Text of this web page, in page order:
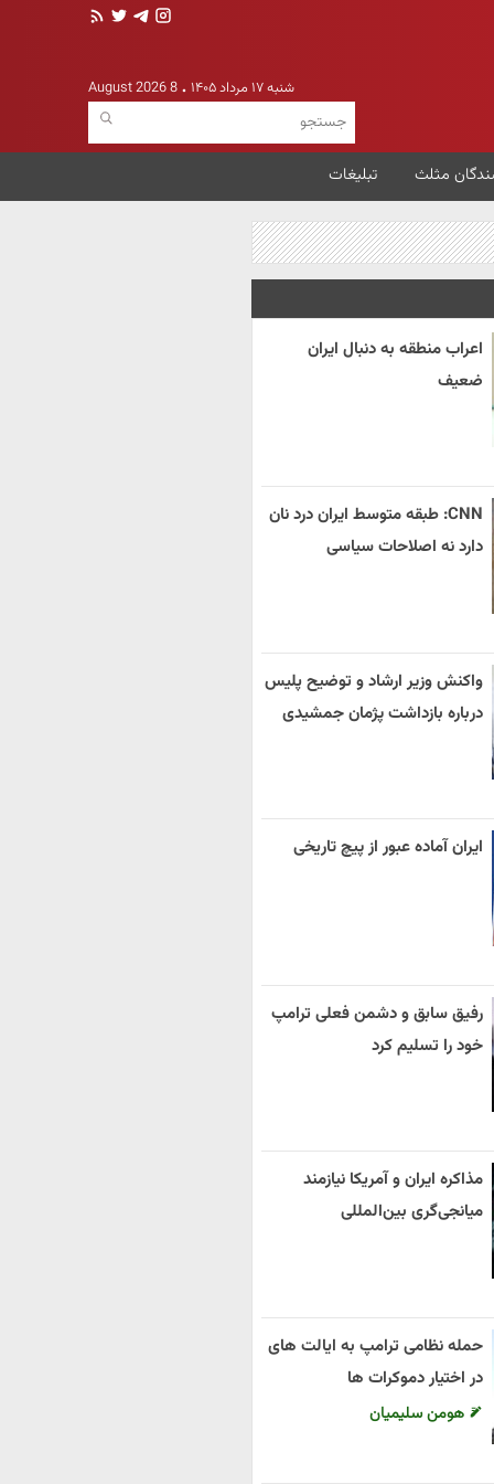
شنبه ۱۷ مرداد ۱۴۰۵ 8 August 2026
مثلث تبلیغات
اعراب منطقه به دنبال ایران
ضعیف
CNN: طبقه متوسط ایران درد نان
دارد نه اصلاحات سیاسی
واکنش وزیر ارشاد و توضیح پلیس
درباره بازداشت پژمان جمشیدی
ایران آماده عبور از پیچ تاریخی
رفیق سابق و دشمن فعلی ترامپ
خود را تسلیم کرد
مذاکره ایران و آمریکا نیازمند
میانجی‌گری بین‌المللی
حمله نظامی ترامپ به ایالت های
در اختیار دموکرات ها
هومن سلیمیان